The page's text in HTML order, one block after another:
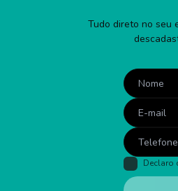
Tudo direto no seu
Declaro